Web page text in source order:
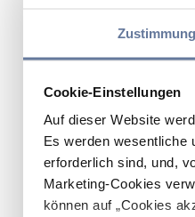
Zustimmung
Cookie-Einstellungen
Auf dieser Website
Es werden wesentliche
erforderlich sind, und,
Marketing-Cookies
können auf „Cookies